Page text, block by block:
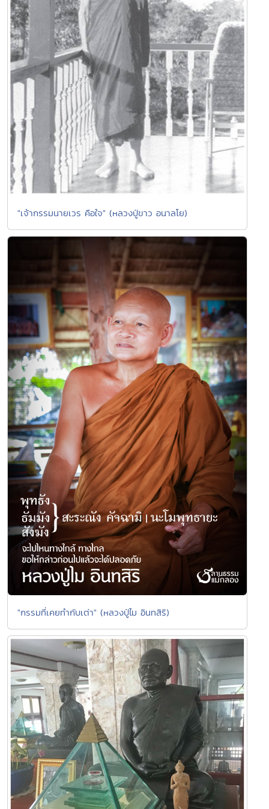
"เจ้ากรรมนายเวร คือใจ" (หลวงปู่ขาว อนาลโย)
"กรรมที่เคยทำกับเต่า" (หลวงปู่ไม อินทสิริ)